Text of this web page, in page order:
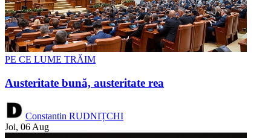
PE CE LUME TRĂIM
Austeritate bună, austeritate rea
Constantin RUDNIȚCHI
Joi, 06 Aug